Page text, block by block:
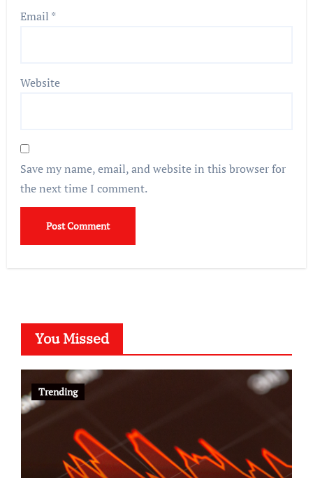
Email *
Website
Save my name, email, and website in this browser for
the next time I comment.
You Missed
Trending